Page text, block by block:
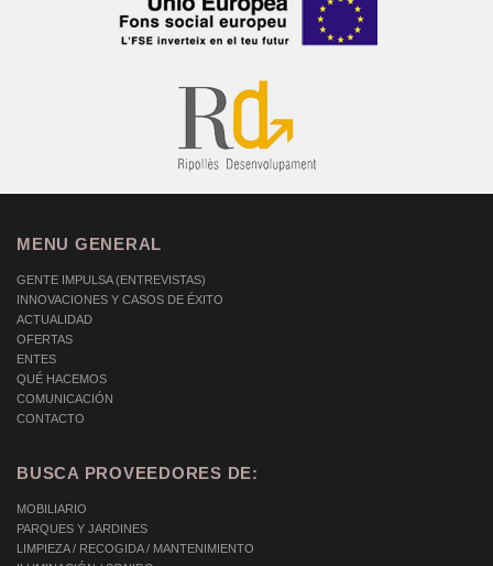
MENU GENERAL
GENTE IMPULSA (ENTREVISTAS)
INNOVACIONES Y CASOS DE ÉXITO
ACTUALIDAD
OFERTAS
ENTES
QUÉ HACEMOS
COMUNICACIÓN
CONTACTO
BUSCA PROVEEDORES DE:
MOBILIARIO
PARQUES Y JARDINES
LIMPIEZA / RECOGIDA / MANTENIMIENTO